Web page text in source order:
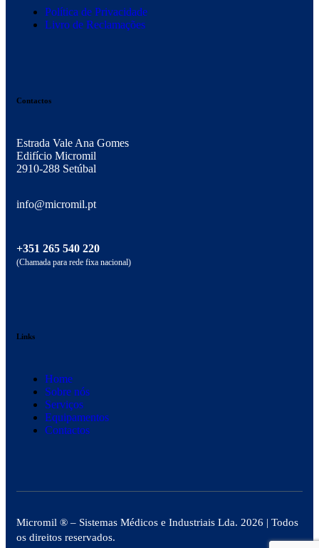
Política de Privacidade
Livro de Reclamações
Contactos
Estrada Vale Ana Gomes
Edifício Micromil
2910-288 Setúbal
info@micromil.pt
+351 265 540 220
(Chamada para rede fixa nacional)
Links
Home
Sobre nós
Serviços
Equipamentos
Contactos
Micromil ® – Sistemas Médicos e Industriais Lda. 2026 | Todos
os direitos reservados.